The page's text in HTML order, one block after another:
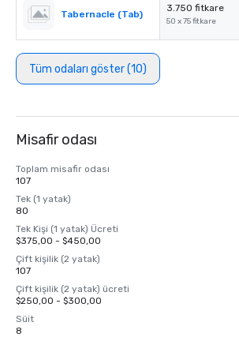
Tabernacle (Tab)
3.750 fitkare
50 x 75 fitkare
Tüm odaları göster (10)
Misafir odası
Toplam misafir odası
107
Tek (1 yatak)
80
Tek Kişi (1 yatak) Ücreti
$375,00 - $450,00
Çift kişilik (2 yatak)
107
Çift kişilik (2 yatak) ücreti
$250,00 - $300,00
Süit
8